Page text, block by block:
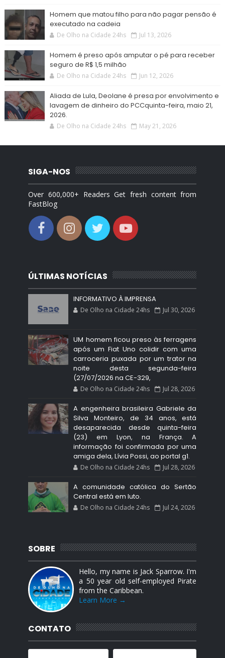
Homem que matou filho para não pagar pensão é
executado na cadeia
De Olho na Cidade 24hs Jul 13, 2026
Homem é preso após amputar o pé para receber
seguro de R$ 1,5 milhão
De Olho na Cidade 24hs Jun 12, 2026
Aliada de Lula, Deolane é presa por envolvimento e
lavagem de dinheiro do PCCquinta-feira, maio 21,
2026.
De Olho na Cidade 24hs May 21, 2026
SIGA-NOS
Over 600,000+ Readers Get fresh content from
FastBlog
ÚLTIMAS NOTÍCIAS
INFORMATIVO À IMPRENSA
De Olho na Cidade 24hs Jul 30, 2026
UM homem ficou preso às ferragens
após um Fiat Uno colidir com uma
carroceria puxada por um trator na
noite desta segunda-feira
(27/07/2026 na CE-329,
De Olho na Cidade 24hs Jul 28, 2026
A engenheira brasileira Gabriele da
Silva Monteiro, de 34 anos, está
desaparecida desde quinta-feira
(23) em Lyon, na França. A
informação foi confirmada por uma
amiga dela, Lívia Possi, ao portal g1.
De Olho na Cidade 24hs Jul 28, 2026
A comunidade católica do Sertão
Central está em luto.
De Olho na Cidade 24hs Jul 24, 2026
SOBRE
Hello, my name is Jack Sparrow. I'm
a 50 year old self-employed Pirate
from the Caribbean.
Learn More →
CONTATO